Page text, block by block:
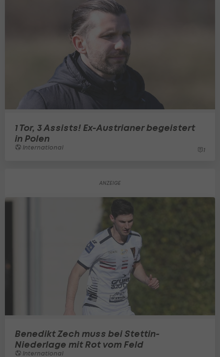
1 Tor, 3 Assists! Ex-Austrianer begeistert
in Polen
International 1
Benedikt Zech muss bei Stettin-
Niederlage mit Rot vom Feld
International